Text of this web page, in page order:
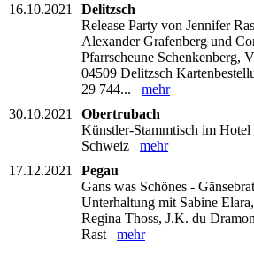
16.10.2021
Delitzsch
Release Party von Jennifer
Alexander Grafenberg und
Pfarrscheune Schenkenberg,
04509 Delitzsch
29 744... mehr
30.10.2021
Obertrubach
Künstler-Stammtisch im Hotel
Schweiz mehr
17.12.2021
Pegau
Gans was Schönes -
Unterhaltung mit Sabine
Regina Thoss, J.K. du
Rast mehr